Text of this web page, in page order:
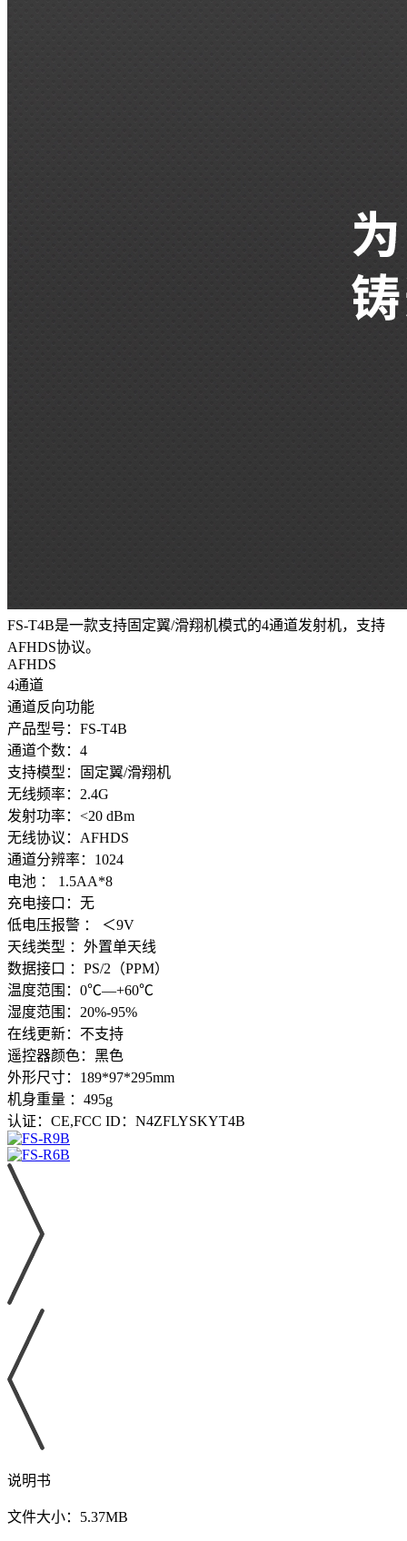
FS-T4B是一款支持固定翼/滑翔机模式的4通道发射机，支持
AFHDS协议。
AFHDS
4通道
通道反向功能
产品型号：FS-T4B
通道个数：4
支持模型：固定翼/滑翔机
无线频率：2.4G
发射功率：<20 dBm
无线协议：AFHDS
通道分辨率：1024
电池 ： 1.5AA*8
充电接口：无
低电压报警 ： ＜9V
天线类型 ：外置单天线
数据接口 ：PS/2（PPM）
温度范围：0℃—+60℃
湿度范围：20%-95%
在线更新：不支持
遥控器颜色：黑色
外形尺寸：189*97*295mm
机身重量 ：495g
认证：CE,FCC ID：N4ZFLYSKYT4B
说明书
文件大小：5.37MB